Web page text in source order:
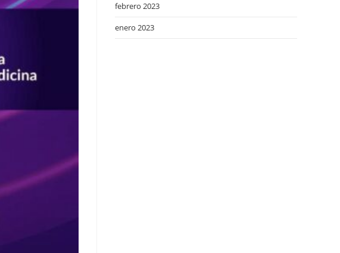
febrero 2023
enero 2023